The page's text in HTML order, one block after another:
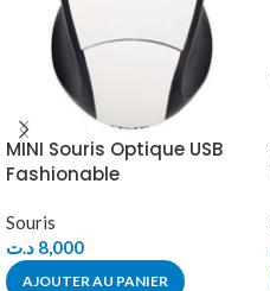
MINI Souris Optique USB
Fashionable
Souris
8,000 د.ت
AJOUTER AU PANIER